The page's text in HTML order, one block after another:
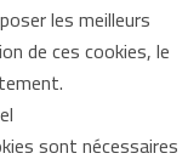
les meilleurs
de ces cookies, le
sont nécessaires